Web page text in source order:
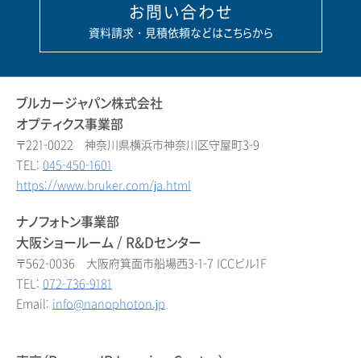
お問い合わせ
資料請求・見積依頼などはこちらから
ブルカージャパン株式会社
オプティクス事業部
〒221-0022 神奈川県横浜市神奈川区守屋町3-9
TEL: 045-450-1601
https://www.bruker.com/ja.html
ナノフォトン事業部
大阪ショールーム / R&Dセンター
〒562-0036 大阪府箕面市船場西3-1-7 ICCビル1F
TEL: 072-736-9181
Email: info@nanophoton.jp